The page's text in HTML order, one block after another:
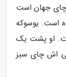
چای جهان است
است. یوسوکه
است. او پشت یک
اش چای سبز